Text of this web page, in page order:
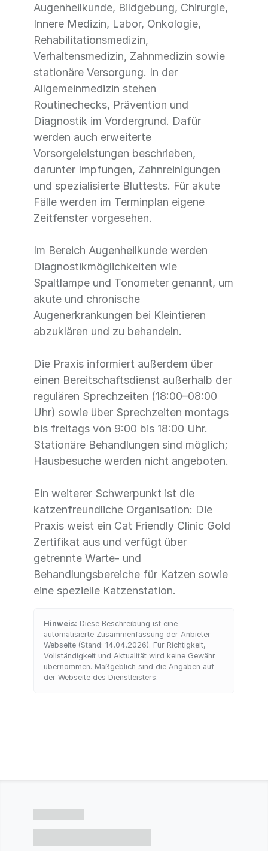
Augenheilkunde, Bildgebung, Chirurgie,
Innere Medizin, Labor, Onkologie,
Rehabilitationsmedizin,
Verhaltensmedizin, Zahnmedizin sowie
stationäre Versorgung. In der
Allgemeinmedizin stehen
Routinechecks, Prävention und
Diagnostik im Vordergrund. Dafür
werden auch erweiterte
Vorsorgeleistungen beschrieben,
darunter Impfungen, Zahnreinigungen
und spezialisierte Bluttests. Für akute
Fälle werden im Terminplan eigene
Zeitfenster vorgesehen.
Im Bereich Augenheilkunde werden
Diagnostikmöglichkeiten wie
Spaltlampe und Tonometer genannt, um
akute und chronische
Augenerkrankungen bei Kleintieren
abzuklären und zu behandeln.
Die Praxis informiert außerdem über
einen Bereitschaftsdienst außerhalb der
regulären Sprechzeiten (18:00–08:00
Uhr) sowie über Sprechzeiten montags
bis freitags von 9:00 bis 18:00 Uhr.
Stationäre Behandlungen sind möglich;
Hausbesuche werden nicht angeboten.
Ein weiterer Schwerpunkt ist die
katzenfreundliche Organisation: Die
Praxis weist ein Cat Friendly Clinic Gold
Zertifikat aus und verfügt über
getrennte Warte- und
Behandlungsbereiche für Katzen sowie
eine spezielle Katzenstation.
Hinweis: Diese Beschreibung ist eine
automatisierte Zusammenfassung der Anbieter-
Webseite (Stand: 14.04.2026). Für Richtigkeit,
Vollständigkeit und Aktualität wird keine Gewähr
übernommen. Maßgeblich sind die Angaben auf
der Webseite des Dienstleisters.